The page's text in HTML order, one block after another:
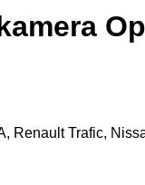
Renault Trafic,